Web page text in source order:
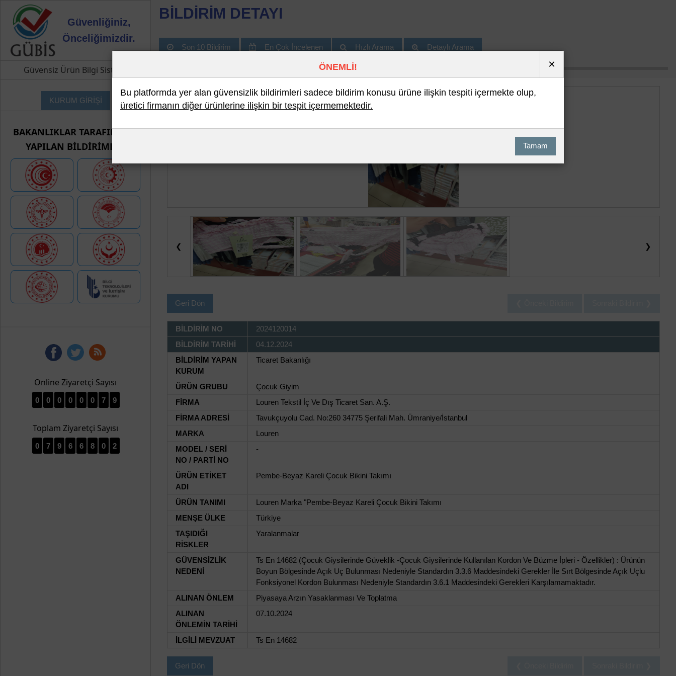
Güvenliğiniz,
Önceliğimizdir.
Güvensiz Ürün Bilgi Sistemi
KURUM GİRİŞİ
BAKANLIKLAR TARAFINDAN
YAPILAN BİLDİRİMLER
Online Ziyaretçi Sayısı
0 0 0 0 0 0 7 9
Toplam Ziyaretçi Sayısı
0 7 9 6 6 8 0 2
BİLDİRİM DETAYI
Son 10 Bildirim En Çok İncelenen Hızlı Arama Detaylı Arama
❮ ❯
Geri Dön
BİLDİRİM NO
2024120014
BİLDİRİM TARİHİ
04.12.2024
BİLDİRİM YAPAN
KURUM
Ticaret Bakanlığı
ÜRÜN GRUBU
Çocuk Giyim
FİRMA
Louren Tekstil İç Ve Dış Ticaret San. A.Ş.
FİRMA ADRESİ
Tavukçuyolu Cad. No:260 34775 Şerifali Mah. Ümraniye/İstanbul
MARKA
Louren
MODEL / SERİ
NO / PARTİ NO
-
ÜRÜN ETİKET
ADI
Pembe-Beyaz Kareli Çocuk Bikini Takımı
ÜRÜN TANIMI
Louren Marka "Pembe-Beyaz Kareli Çocuk Bikini Takımı
MENŞE ÜLKE
Türkiye
TAŞIDIĞI
RİSKLER
Yaralanmalar
GÜVENSİZLİK
NEDENİ
Ts En 14682 (Çocuk Giysilerinde Güveklik -Çocuk Giysilerinde Kullanılan Kordon Ve Büzme İpleri - Özellikler) : Ürünün
Boyun Bölgesinde Açık Uç Bulunması Nedeniyle Standardın 3.3.6 Maddesindeki Gerekler İle Sırt Bölgesinde Açık Uçlu
Fonksiyonel Kordon Bulunması Nedeniyle Standardın 3.6.1 Maddesindeki Gerekleri Karşılamamaktadır.
ALINAN ÖNLEM
Piyasaya Arzın Yasaklanması Ve Toplatma
ALINAN
ÖNLEMİN TARİHİ
07.10.2024
İLGİLİ MEVZUAT Ts En 14682
Geri Dön
ÖNEMLİ! ×
Bu platformda yer alan güvensizlik bildirimleri sadece bildirim konusu ürüne ilişkin tespiti içermekte olup,
üretici firmanın diğer ürünlerine ilişkin bir tespit içermemektedir.
Tamam